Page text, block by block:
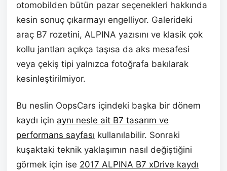
otomobilden bütün pazar seçenekleri hakkında
kesin sonuç çıkarmayı engelliyor. Galerideki
araç B7 rozetini, ALPINA yazısını ve klasik çok
kollu jantları açıkça taşısa da aks mesafesi
veya çekiş tipi yalnızca fotoğrafa bakılarak
kesinleştirilmiyor.
Bu neslin OopsCars içindeki başka bir dönem
kaydı için aynı nesle ait B7 tasarım ve
performans sayfası kullanılabilir. Sonraki
kuşaktaki teknik yaklaşımın nasıl değiştiğini
görmek için ise 2017 ALPINA B7 xDrive kaydı